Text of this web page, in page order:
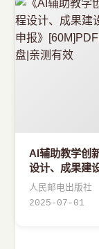
AI辅助教学创
设计、成果建
申报
人民邮电出版社
2025-07-01